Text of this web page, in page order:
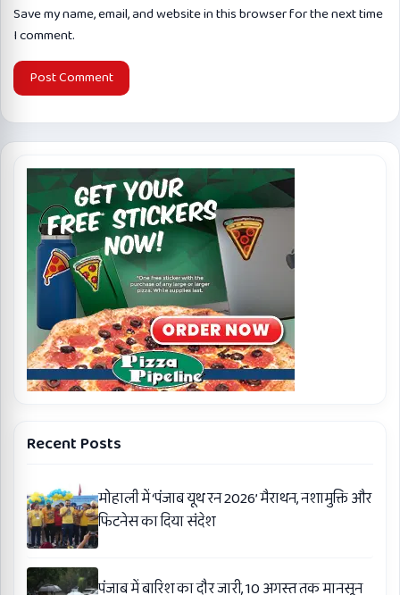
Save my name, email, and website in this browser for the next time
I comment.
Recent Posts
मोहाली में ‘पंजाब यूथ रन 2026’ मैराथन, नशामुक्ति और
फिटनेस का दिया संदेश
पंजाब में बारिश का दौर जारी, 10 अगस्त तक मानसून